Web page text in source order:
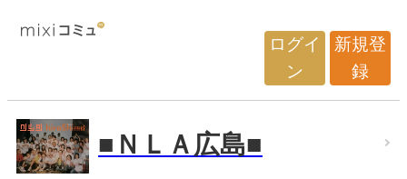
ログイ
ン
新規登
録
■ＮＬＡ広島■